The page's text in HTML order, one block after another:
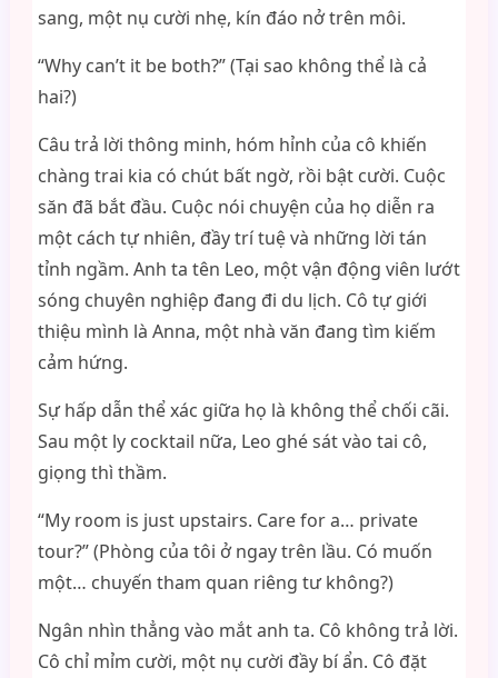
sang, một nụ cười nhẹ, kín đáo nở trên môi.
“Why can’t it be both?” (Tại sao không thể là cả
hai?)
Câu trả lời thông minh, hóm hỉnh của cô khiến
chàng trai kia có chút bất ngờ, rồi bật cười. Cuộc
săn đã bắt đầu. Cuộc nói chuyện của họ diễn ra
một cách tự nhiên, đầy trí tuệ và những lời tán
tỉnh ngầm. Anh ta tên Leo, một vận động viên lướt
sóng chuyên nghiệp đang đi du lịch. Cô tự giới
thiệu mình là Anna, một nhà văn đang tìm kiếm
cảm hứng.
Sự hấp dẫn thể xác giữa họ là không thể chối cãi.
Sau một ly cocktail nữa, Leo ghé sát vào tai cô,
giọng thì thầm.
“My room is just upstairs. Care for a… private
tour?” (Phòng của tôi ở ngay trên lầu. Có muốn
một… chuyến tham quan riêng tư không?)
Ngân nhìn thẳng vào mắt anh ta. Cô không trả lời.
Cô chỉ mỉm cười, một nụ cười đầy bí ẩn. Cô đặt